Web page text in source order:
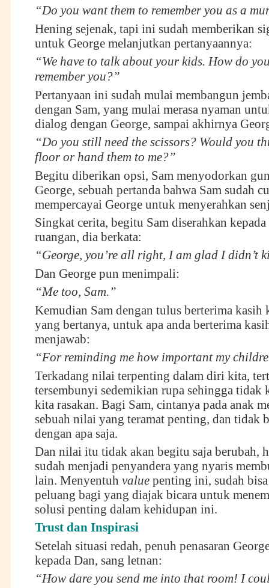
“Do you want them to remember you as a
Hening sejenak, tapi ini sudah memberikan
untuk George melanjutkan pertanyaannya:
“We have to talk about your kids. How do
remember you?”
Pertanyaan ini sudah mulai membangun
dengan Sam, yang mulai merasa nyaman
dialog dengan George, sampai akhirnya
“Do you still need the scissors? Would you
floor or hand them to me?”
Begitu diberikan opsi, Sam menyodorkan
George, sebuah pertanda bahwa Sam sudah
mempercayai George untuk menyerahkan
Singkat cerita, begitu Sam diserahkan
ruangan, dia berkata:
“George, you’re all right, I am glad I didn’t
Dan George pun menimpali:
“Me too, Sam.”
Kemudian Sam dengan tulus berterima kasih
yang bertanya, untuk apa anda berterima
menjawab:
“For reminding me how important my
Terkadang nilai terpenting dalam diri kita,
tersembunyi sedemikian rupa sehingga tidak
kita rasakan. Bagi Sam, cintanya pada anak
sebuah nilai yang teramat penting, dan tidak
dengan apa saja.
Dan nilai itu tidak akan begitu saja berubah,
sudah menjadi penyandera yang nyaris
lain. Menyentuh valuepenting ini, sudah
peluang bagi yang diajak bicara untuk
solusi penting dalam kehidupan ini.
Trust dan Inspirasi
Setelah situasi redah, penuh penasaran
kepada Dan, sang letnan:
“How dare you send me into that room! I